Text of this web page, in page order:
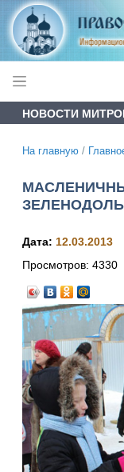
НОВОСТИ
На главную /
Дата: 12.03.2013
Просмотров: 4330